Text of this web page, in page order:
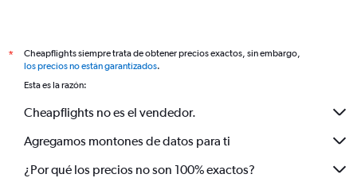
*
Cheapflights siempre trata de obtener precios exactos, sin embargo,
los precios no están garantizados.
Esta es la razón:
Cheapflights no es el vendedor.
Agregamos montones de datos para ti
¿Por qué los precios no son 100% exactos?